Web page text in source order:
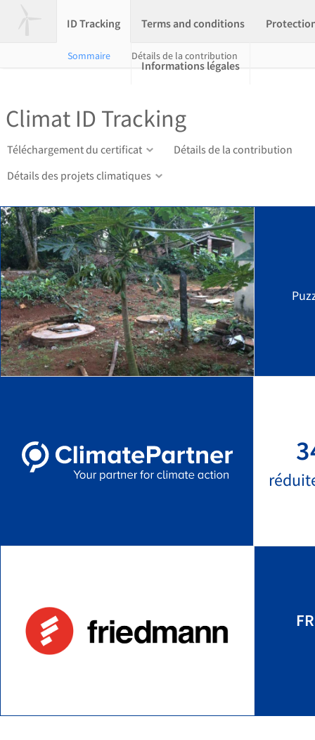
ID Tracking Terms and conditions
Informations légales
Sommaire Détails de la contribution
Climat ID Tracking
Téléchargement du certificat
Détails de la contribution
Détails des projets climatiques